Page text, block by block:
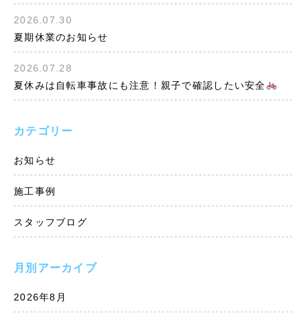
2026.07.30
夏期休業のお知らせ
2026.07.28
夏休みは自転車事故にも注意！親子で確認したい安全
カテゴリー
お知らせ
施工事例
スタッフブログ
月別アーカイブ
2026年8月